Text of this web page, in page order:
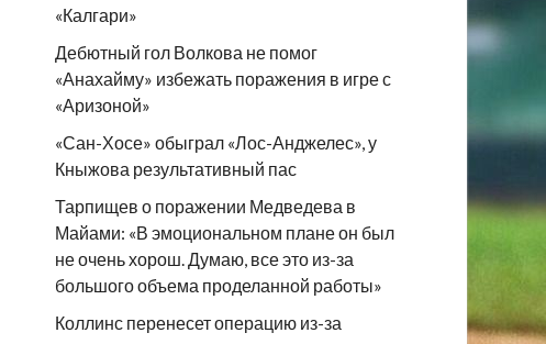
«Калгари»
Дебютный гол Волкова не помог
«Анахайму» избежать поражения в игре с
«Аризоной»
«Сан-Хосе» обыграл «Лос-Анджелес», у
Кныжова результативный пас
Тарпищев о поражении Медведева в
Майами: «В эмоциональном плане он был
не очень хорош. Думаю, все это из-за
большого объема проделанной работы»
Коллинс перенесет операцию из-за